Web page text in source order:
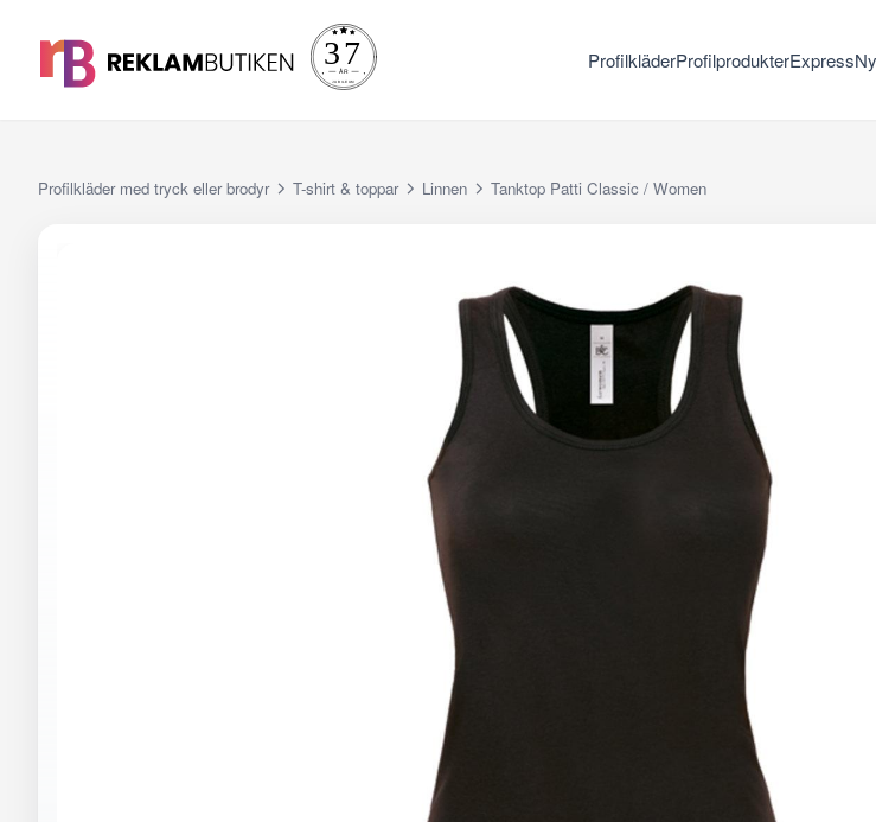
ProfilkläderProfilprodukterExpress
Profilkläder med tryck eller brodyr T-shirt & toppar Linnen Tanktop Patti Classic / Women